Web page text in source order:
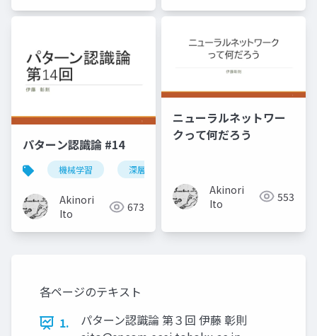
パターン認識論 #14
機械学習 深層学習
Akinori
Ito
673
ニューラルネットワー
クって何だろう
Akinori
Ito
553
各ページのテキスト
1.
パターン認識論 第３回 伊藤 彰則